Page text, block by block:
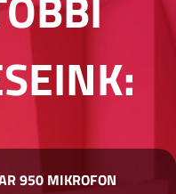
950 MIKROFON